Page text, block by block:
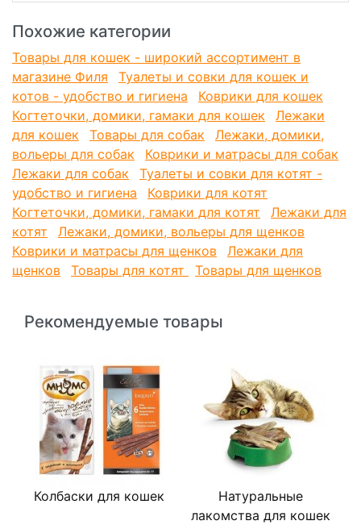
при стандартной температуре до 40 градусов и
можно пылесосить!
Долго не теряет своих свойств.
Размер каждого коврика 1м х 1,6м. Из них 1,52м в
ширину – резиновая основа.
Также каждый коврик имеет по 4 см с двух сторон
не прорезиненного материала.
Эти части либо можно отрезать, либо оставить.
Похожие категории
Товары для кошек - широкий ассортимент в
магазине Филя
Туалеты и совки для кошек и
котов - удобство и гигиена
Коврики для кошек
Когтеточки, домики, гамаки для кошек
Лежаки
для кошек
Товары для собак
Лежаки, домики,
вольеры для собак
Коврики и матрасы для собак
Лежаки для собак
Туалеты и совки для котят -
удобство и гигиена
Коврики для котят
Когтеточки, домики, гамаки для котят
Лежаки для
котят
Лежаки, домики, вольеры для щенков
Коврики и матрасы для щенков
Лежаки для
щенков
Товары для котят Товары для щенков
Рекомендуемые товары
Колбаски для кошек
Натуральные
лакомства для кошек